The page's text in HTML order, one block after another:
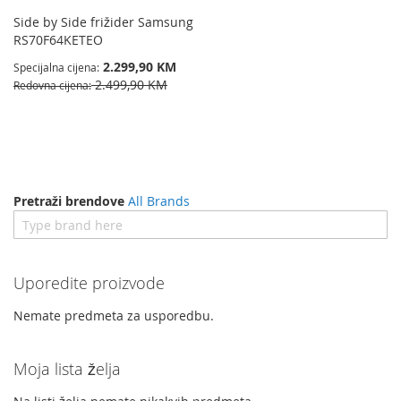
Side by Side frižider Samsung
RS70F64KETEO
Specijalna cijena 2.299,90 KM
Redovna cijena 2.499,90 KM
Pretraži brendove All Brands
Uporedite proizvode
Nemate predmeta za usporedbu.
Moja lista želja